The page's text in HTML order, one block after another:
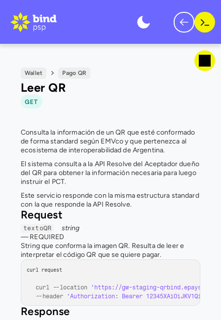
Wallet Pago QR
Leer QR
GET
Consulta la información de un QR que esté conformado
de forma standard según EMVco y que pertenezca al
ecosistema de interoperabilidad de Argentina.
El sistema consulta a la API Resolve del Aceptador dueño
del QR para obtener la información necesaria para luego
instruir el PCT.
Este servicio responde con la misma estructura standard
con la que responde la API Resolve.
Request
textoQR
string
— REQUIRED
String que conforma la imagen QR. Resulta de leer e
interpretar el código QR que se quiere pagar.
curl request
curl -- location
'https://gw-staging-qrbind.epays.services/
-- header 'Authorization: Bearer
Response